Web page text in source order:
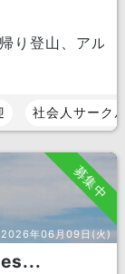
り登山、アル
社会人サーク
募集中
2026年06月09日(火)